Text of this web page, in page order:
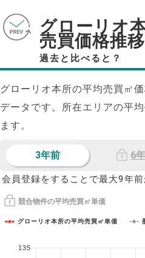
グローリオ
売買価格推移
過去と比べると？
グローリオ本所の平均売買㎡
データです。所在エリアの平
ます。
3年前 6
会員登録をすることで最大9年
競合物件の平均売買㎡単価
グローリオ本所の平均売買㎡単価
135